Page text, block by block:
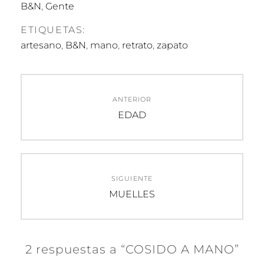
B&N, Gente
ETIQUETAS:
artesano, B&N, mano, retrato, zapato
entradas
ANTERIOR
Entrada
EDAD
SIGUIENTE
Entrada
MUELLES
2 respuestas a “COSIDO A MANO”